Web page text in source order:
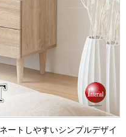
ートしやすいシンプルデザイ